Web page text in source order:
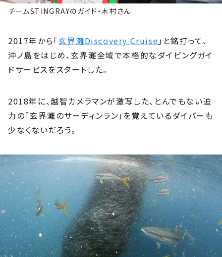
チームSTINGRAYのガイド・木村さん
2017年から「玄界灘Discovery Cruise」と銘打って、
沖ノ島をはじめ、玄界灘全域で本格的なダイビングガイ
ドサービスをスタートした。
2018年に、越智カメラマンが激写した、とんでもない迫
力の「玄界灘のサーディンラン」を覚えているダイバーも
少なくないだろう。